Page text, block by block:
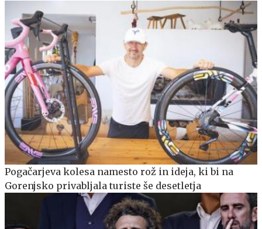
Pogačarjeva kolesa namesto rož in ideja, ki bi na
Gorenjsko privabljala turiste še desetletja